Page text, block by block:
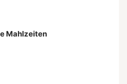
Mahlzeiten